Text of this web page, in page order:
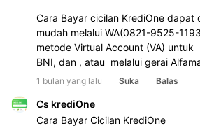
Cara Bayar cicilan KrediOne dapat
mudah melalui WA(0821-9525-
metode Virtual Account (VA) untuk
BNI, dan , atau  melalui gerai
1 bulan yang lalu Suka Balas
Cs krediOne
Cara Bayar Cicilan KrediOne